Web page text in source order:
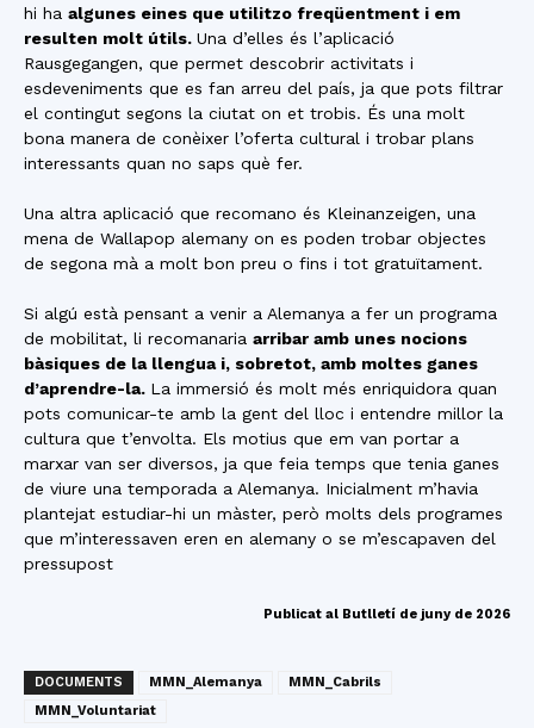
hi ha algunes eines que utilitzo freqüentment i em
resulten molt útils. Una d’elles és l’aplicació
Rausgegangen, que permet descobrir activitats i
esdeveniments que es fan arreu del país, ja que pots filtrar
el contingut segons la ciutat on et trobis. És una molt
bona manera de conèixer l’oferta cultural i trobar plans
interessants quan no saps què fer.
Una altra aplicació que recomano és Kleinanzeigen, una
mena de Wallapop alemany on es poden trobar objectes
de segona mà a molt bon preu o fins i tot gratuïtament.
Si algú està pensant a venir a Alemanya a fer un programa
de mobilitat, li recomanaria arribar amb unes nocions
bàsiques de la llengua i, sobretot, amb moltes ganes
d’aprendre-la. La immersió és molt més enriquidora quan
pots comunicar-te amb la gent del lloc i entendre millor la
cultura que t’envolta. Els motius que em van portar a
marxar van ser diversos, ja que feia temps que tenia ganes
de viure una temporada a Alemanya. Inicialment m’havia
plantejat estudiar-hi un màster, però molts dels programes
que m’interessaven eren en alemany o se m’escapaven del
pressupost
Publicat al Butlletí de juny de 2026
DOCUMENTS MMN_Alemanya
MMN_Cabrils
MMN_Voluntariat